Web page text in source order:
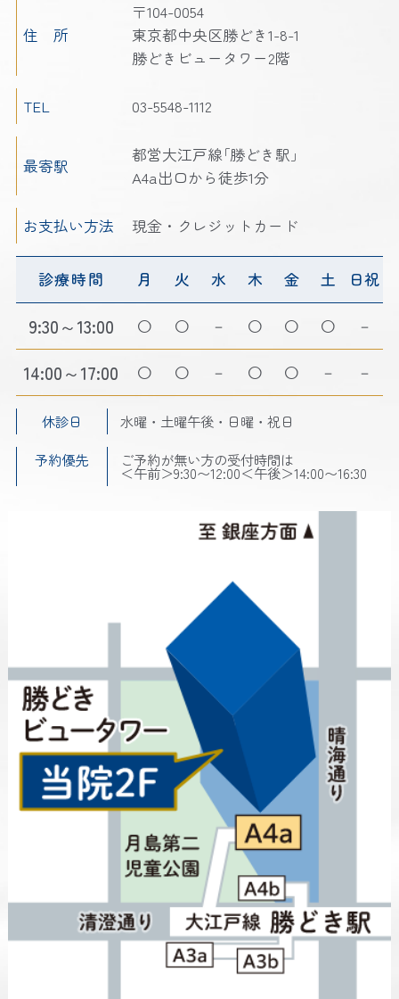
住 所
〒104-0054
東京都中央区勝どき1-8-1
勝どきビュータワー2階
TEL 03-5548-1112
最寄駅
都営大江戸線｢勝どき駅｣
A4a出口から徒歩1分
お支払い方法 現金・クレジットカード
診療時間 月 火 水 木 金 土 日祝
9:30～13:00 － －
14:00～17:00 － － －
休診日
水曜・土曜午後・日曜・祝日
予約優先
ご予約が無い方の受付時間は
＜午前＞9:30〜12:00＜午後＞14:00〜16:30